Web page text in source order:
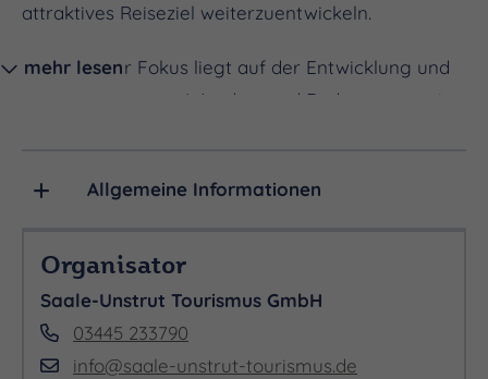
attraktives Reiseziel weiterzuentwickeln.
Ein zentraler Fokus liegt auf der Entwicklung und
Verbesserung von Wander- und Radwegen sowie
ein einladendes und abwechslungsreiches Natur-
diskutiert die Arbeitsgruppe Themen wie Camping
und Caravaning, um diese wachsenden
Tourismussegmente in der Region weiter
auszubauen und attraktiv zu gestalten.
mehr lesen
Allgemeine Informationen
Organisator
Saale-Unstrut Tourismus GmbH
03445 233790
info@saale-unstrut-tourismus.de